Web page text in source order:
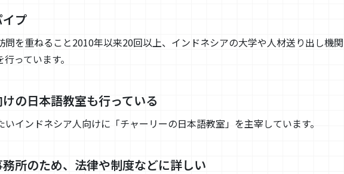
プ
を重ねること2010年以来20回以上、インドネシアの大学や人材送り出し機
っています。
の日本語教室も行っている
インドネシア人向けに「チャーリーの日本語教室」を主宰しています。
所のため、法律や制度などに詳しい